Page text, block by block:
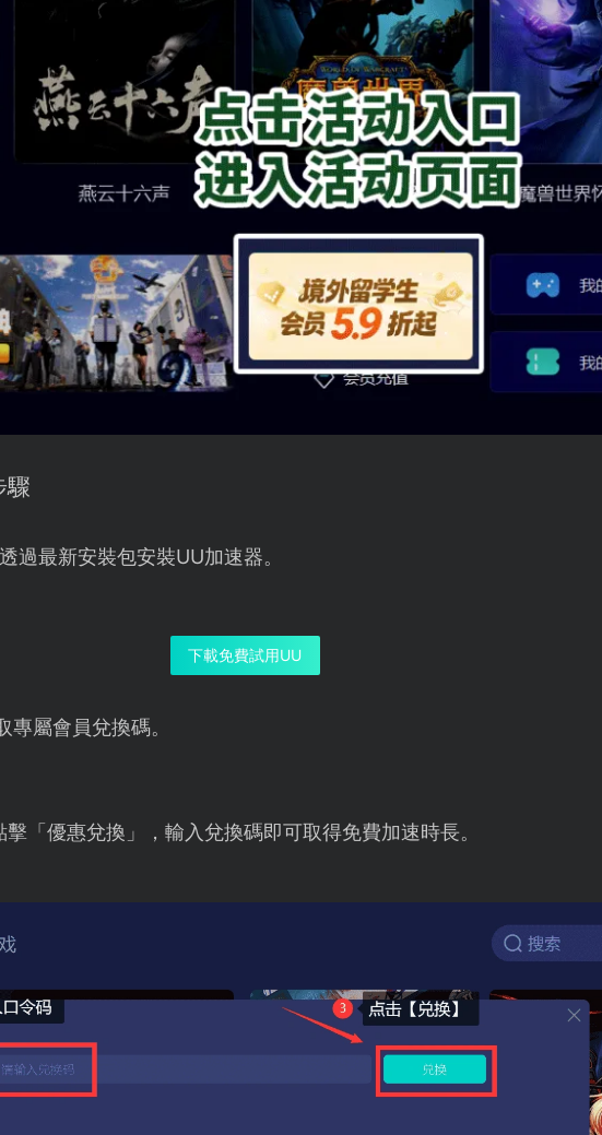
驟
過最新安裝包安裝UU加速器。
下載免費試用UU
屬會員兌換碼。
「優惠兌換」，輸入兌換碼即可取得免費加速時長。